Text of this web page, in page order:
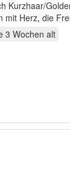
Kurzhaar/
mit Herz, die
3 Wochen alt